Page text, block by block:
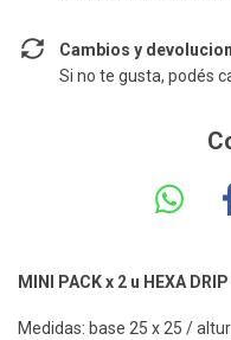
Cambios y
Si no te gusta, podés
MINI PACK x 2 u HEXA
Medidas: base 25 x 25 /